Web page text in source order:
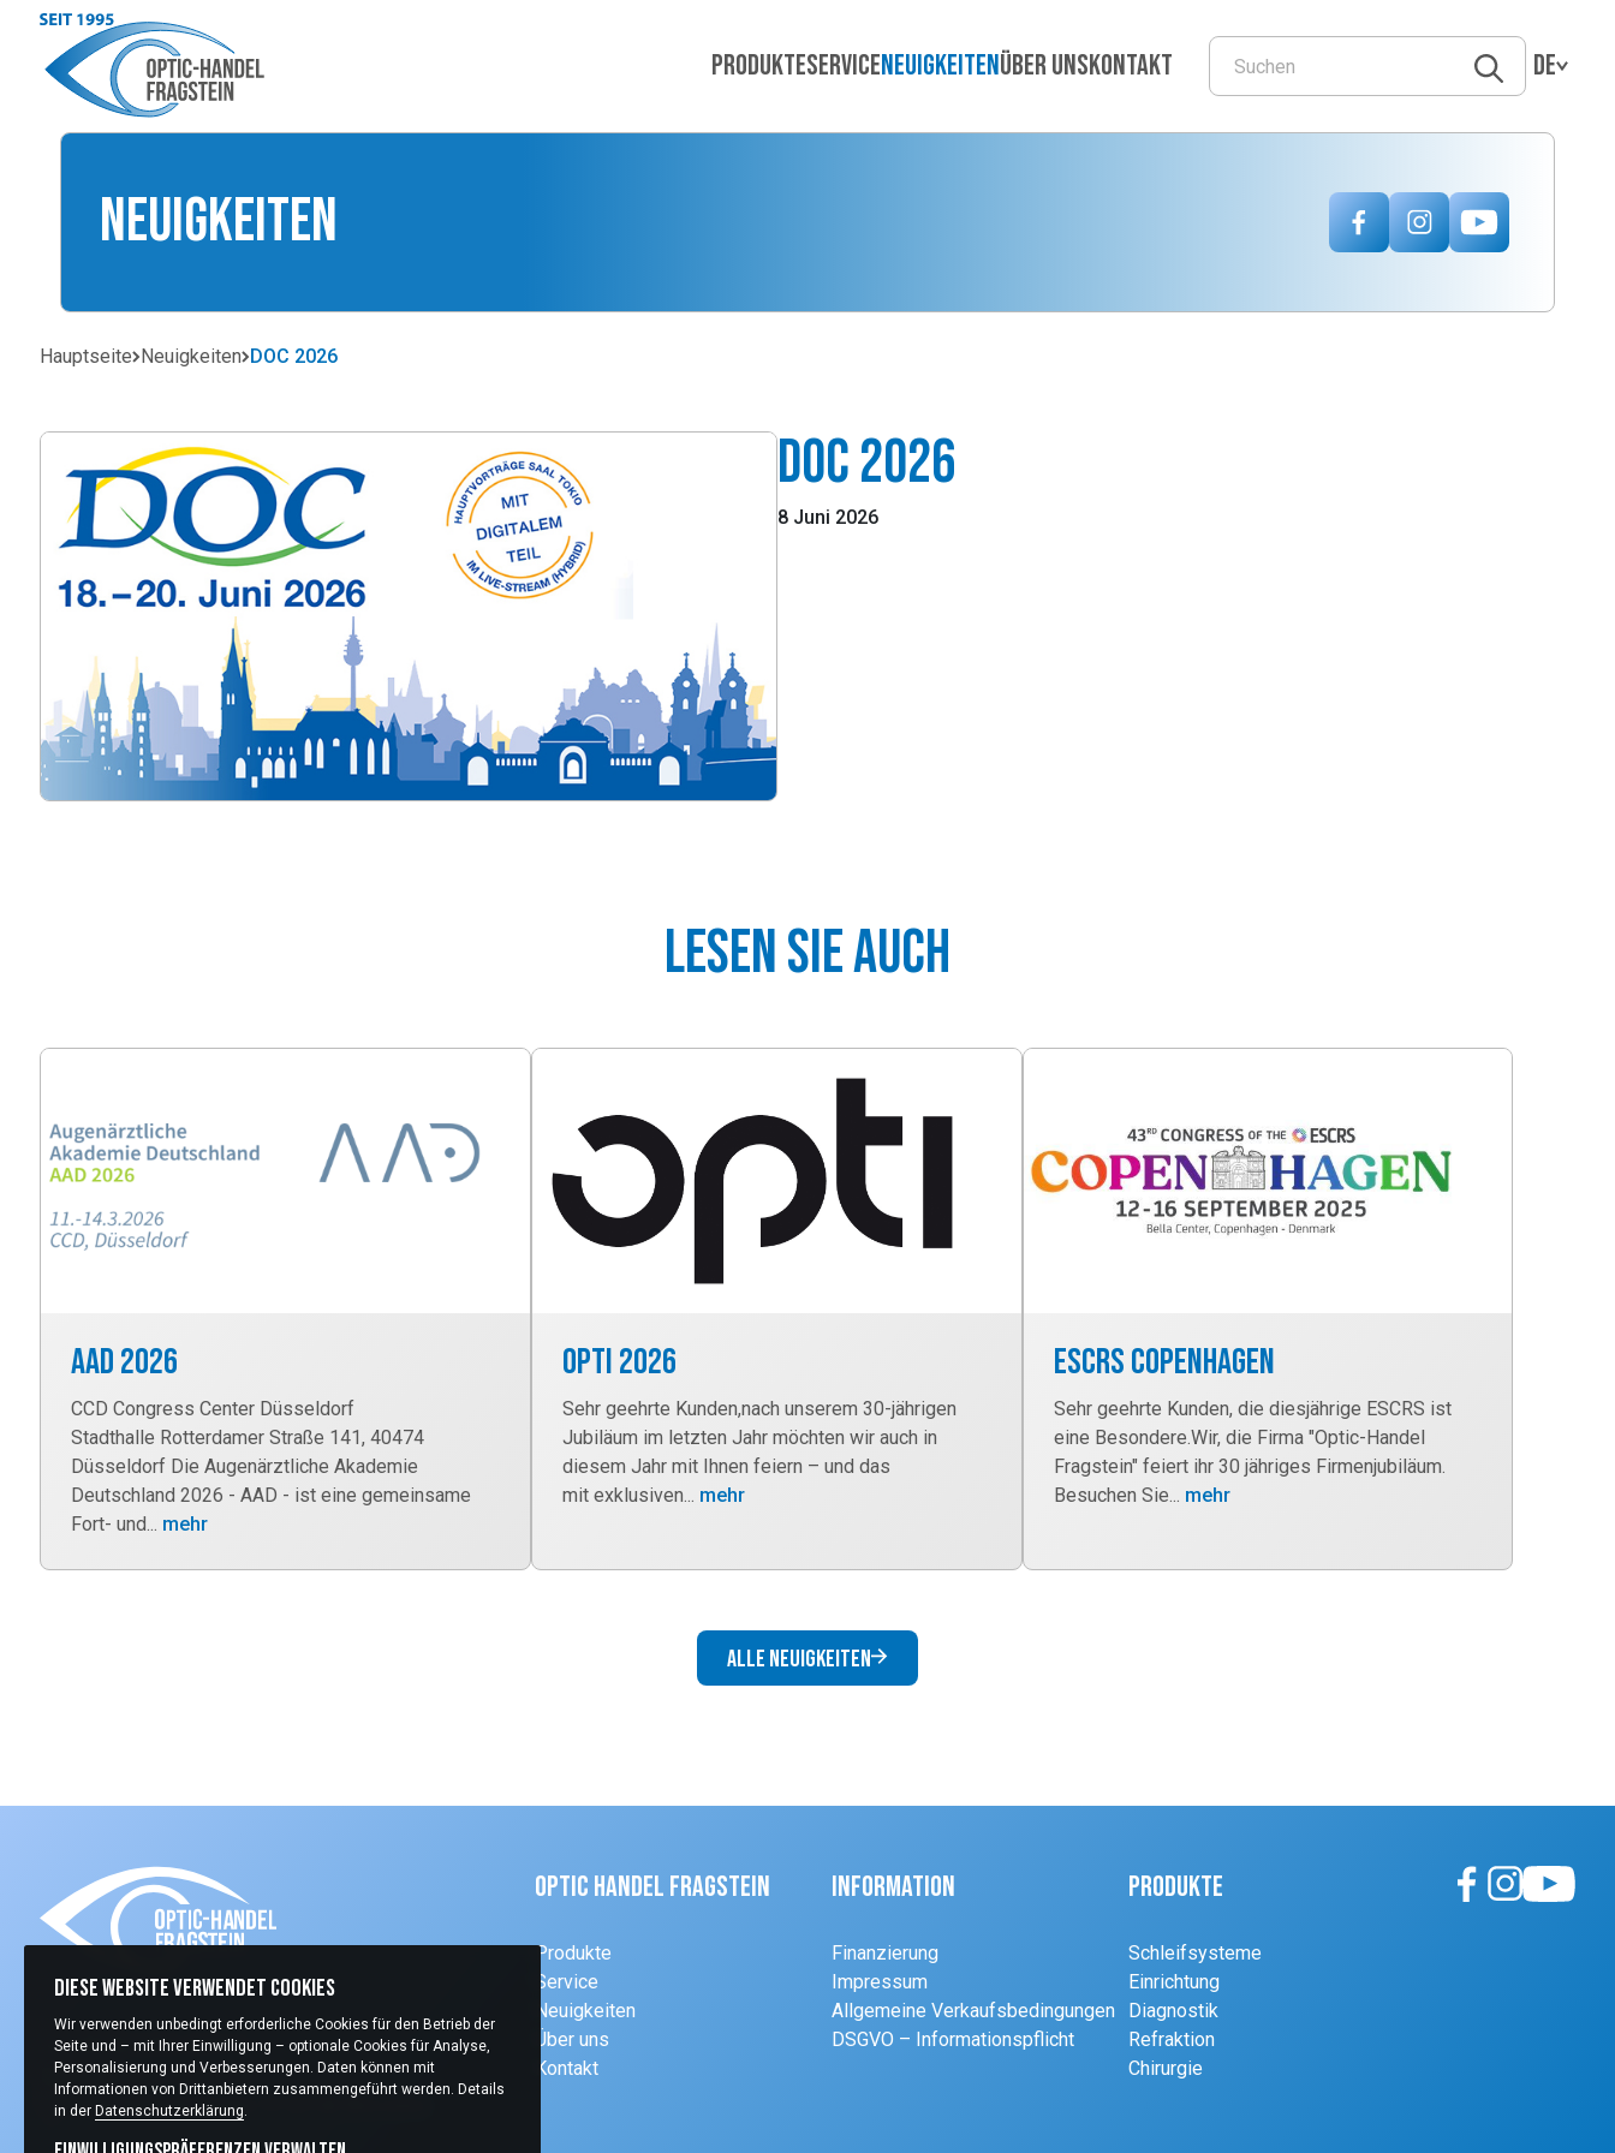
ProdukteServiceNeuigkeitenÜber unsKontakt DE
Neuigkeiten
Hauptseite Neuigkeiten DOC 2026
DOC 2026
8 Juni 2026
Lesen Sie auch
AAD 2026
CCD Congress Center Düsseldorf
Stadthalle Rotterdamer Straße 141, 40474
Düsseldorf Die Augenärztliche Akademie
Deutschland 2026 - AAD - ist eine gemeinsame
Fort- und... mehr
OPTI 2026
Sehr geehrte Kunden,nach unserem 30-jährigen
Jubiläum im letzten Jahr möchten wir auch in
diesem Jahr mit Ihnen feiern – und das
mit exklusiven... mehr
ESCRS Copenhagen
Sehr geehrte Kunden, die diesjährige ESCRS ist
eine Besondere.Wir, die Firma "Optic-Handel
Fragstein" feiert ihr 30 jähriges Firmenjubiläum.
Besuchen Sie... mehr
Alle Neuigkeiten
+49 (0) 2405 409970
info@optic-handel.de
Carlo-Schmid-Straße 13 52146 Würselen
Optic Handel Fragstein
Produkte
Service
Neuigkeiten
Über uns
Kontakt
Information
Finanzierung
Impressum
Allgemeine Verkaufsbedingungen
DSGVO – Informationspflicht
Produkte
Schleifsysteme
Einrichtung
Diagnostik
Refraktion
Chirurgie
Diese Website verwendet Cookies
Wir verwenden unbedingt erforderliche Cookies für den Betrieb der
Seite und – mit Ihrer Einwilligung – optionale Cookies für Analyse,
Personalisierung und Verbesserungen. Daten können mit
Informationen von Drittanbietern zusammengeführt werden. Details
in der Datenschutzerklärung.